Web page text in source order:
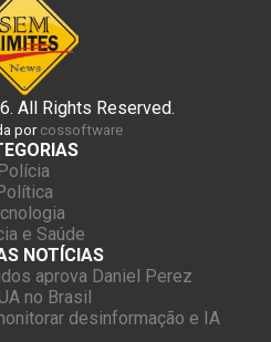
All Rights Reserved.
por cossoftware
Polícia
e Saúde
NOTÍCIAS
aprova Daniel Perez
no Brasil
desinformação e IA